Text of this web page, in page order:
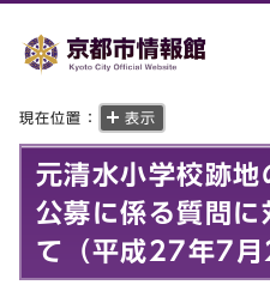
現在位置： 表示
元清水小学校跡
公募に係る質問に
て（平成27年7月